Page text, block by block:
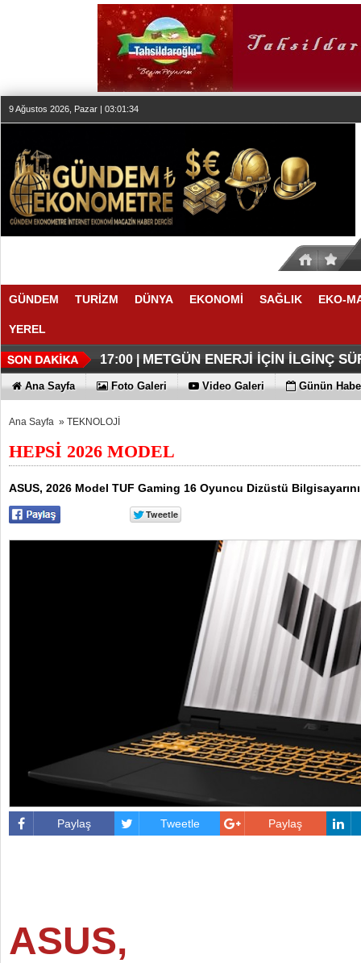
9 Ağustos 2026, Pazar | 03:01:35
GÜNDEM TURİZM DÜNYA EKONOMİ SAĞLIK EKO-
YEREL
17:11 |O ANLAŞMADA NELER VAR
17:08 |O TAHMİNDE YÜKSELME VAR
17:00 | METGÜN ENERJİ İÇİN İLGİNÇ
12:17 |THY REKOR KIRMAYI SEVİYOR
12:02 |ÖZEL FİYATLARLA GELDİLER
11:56 |İŞTE HONOR MAGIC V6
11:53 |TECNO'DA YENİLİKLER VAR
Ana Sayfa Foto Galeri Video Galeri Günün
Ana Sayfa » TEKNOLOJİ
HEPSİ 2026 MODEL
ASUS, 2026 Model TUF Gaming 16 Oyuncu Dizüstü Bilgisayarını
Paylaş Tweetle Paylaş
ASUS,